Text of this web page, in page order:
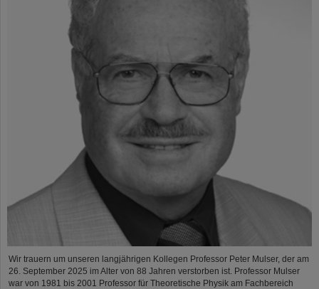
Wir trauern um unseren langjährigen Kollegen Professor Peter Mulser, der am
26. September 2025 im Alter von 88 Jahren verstorben ist. Professor Mulser
war von 1981 bis 2001 Professor für Theoretische Physik am Fachbereich